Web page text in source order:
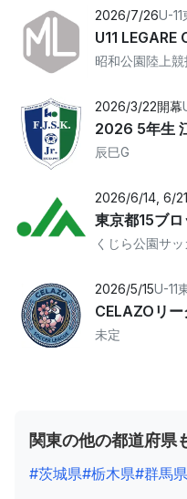
2026/7/26U-11
U11 LEGARE
昭和公園陸上
2026/3/22開幕
2026 5年生
辰巳G
2026/6/14, 6/
東京都15ブ
くじら公園サ
2026/5/15U-11
CELAZOリ
未定
関東の他の都道府県
#茨城県#栃木県#群馬県